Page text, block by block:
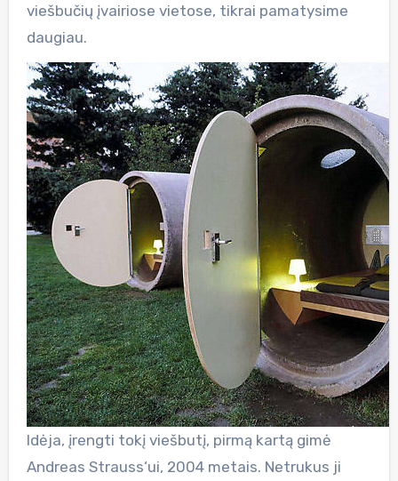
viešbučių įvairiose vietose, tikrai pamatysime
daugiau.
Idėja, įrengti tokį viešbutį, pirmą kartą gimė
Andreas Strauss‘ui, 2004 metais. Netrukus ji